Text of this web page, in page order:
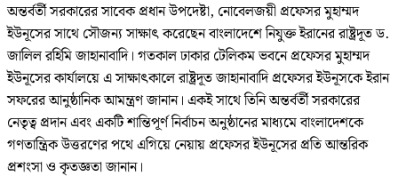
অন্তর্বর্তী সরকারের সাবেক প্রধান উপদেষ্টা, নোবেলজয়ী প্রফেসর মুহাম্মদ
ইউনূসের সাথে সৌজন্য সাক্ষাৎ করেছেন বাংলাদেশে নিযুক্ত ইরানের রাষ্ট্রদূত ড.
জালিল রহিমি জাহানাবাদি। গতকাল ঢাকার টেলিকম ভবনে প্রফেসর মুহাম্মদ
ইউনূসের কার্যালয়ে এ সাক্ষাৎকালে রাষ্ট্রদূত জাহানাবাদি প্রফেসর ইউনূসকে ইরান
সফরের আনুষ্ঠানিক আমন্ত্রণ জানান। একই সাথে তিনি অন্তর্বর্তী সরকারের
নেতৃত্ব প্রদান এবং একটি শান্তিপূর্ণ নির্বাচন অনুষ্ঠানের মাধ্যমে বাংলাদেশকে
গণতান্ত্রিক উত্তরণের পথে এগিয়ে নেয়ায় প্রফেসর ইউনূসের প্রতি আন্তরিক
প্রশংসা ও কৃতজ্ঞতা জানান।